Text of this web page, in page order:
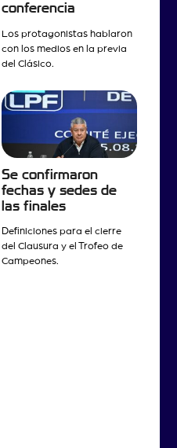
conferencia
Los protagonistas hablaron
con los medios en la previa
del Clásico.
Se confirmaron
fechas y sedes de
las finales
Definiciones para el cierre
del Clausura y el Trofeo de
Campeones.